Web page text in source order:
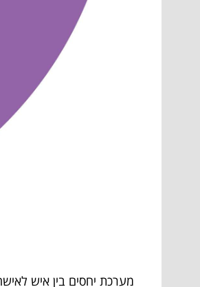
מערכת יחסים בין איש